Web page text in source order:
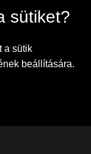
sütiket?
a sütik
beállítására.